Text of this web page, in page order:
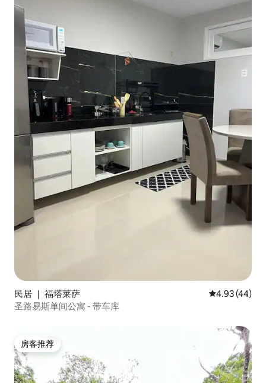
民居 ｜ 福塔莱萨 平均评分
4.93 (44)
圣路易斯单间公寓 - 带车库
房客推荐
房客推荐